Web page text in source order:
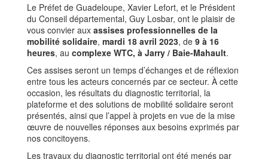
Le Préfet de Guadeloupe, Xavier Lefort, et le Président
du Conseil départemental, Guy Losbar, ont le plaisir de
vous convier aux assises professionnelles de la
mobilité solidaire, mardi 18 avril 2023, de 9 à 16
heures, au complexe WTC, à Jarry / Baie-Mahault.
Ces assises seront un temps d’échanges et de réflexion
entre tous les acteurs concernés par ce secteur. À cette
occasion, les résultats du diagnostic territorial, la
plateforme et des solutions de mobilité solidaire seront
présentés, ainsi que l’appel à projets en vue de la mise
œuvre de nouvelles réponses aux besoins exprimés par
nos concitoyens.
Les travaux du diagnostic territorial ont été menés par